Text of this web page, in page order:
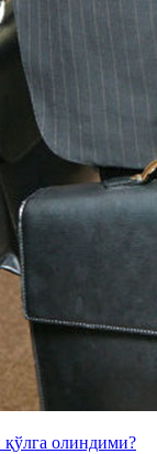
қўлга олиндими?